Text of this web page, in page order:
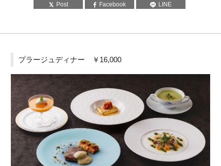
Post Facebook LINE
プラージュディナー ￥16,000